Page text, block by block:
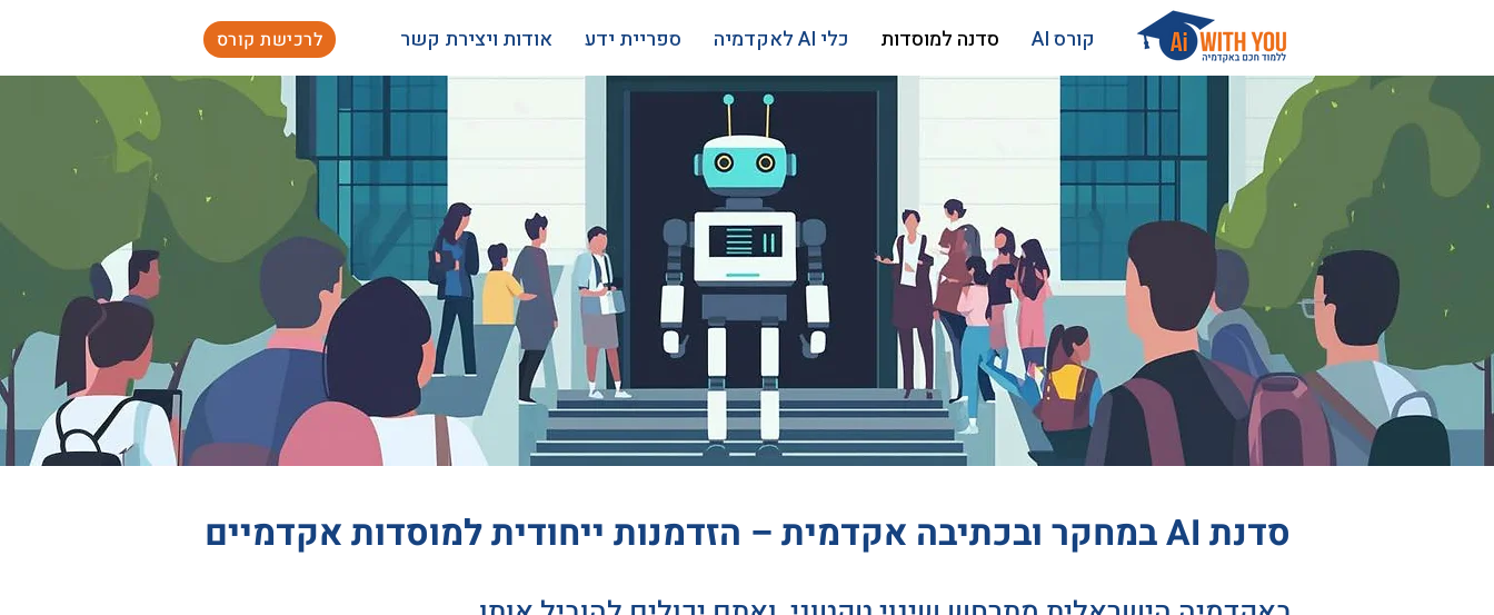
קורס AI סדנה למוסדות כלי AI לאקדמיה ספריית ידע אודות ויצירת קשר לרכישת קורס
סדנת AI במחקר ובכתיבה אקדמית – הזדמנות ייחודית למוסדות אקדמיים